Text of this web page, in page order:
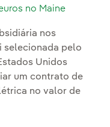
no Maine
nos
selecionada pelo
Unidos
um contrato de
no valor de